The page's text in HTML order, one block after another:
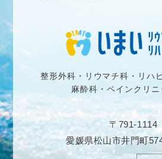
整形外科・リウマチ科・リハ
麻酔科・ペインクリニ
〒791-1114
愛媛県松山市井門町